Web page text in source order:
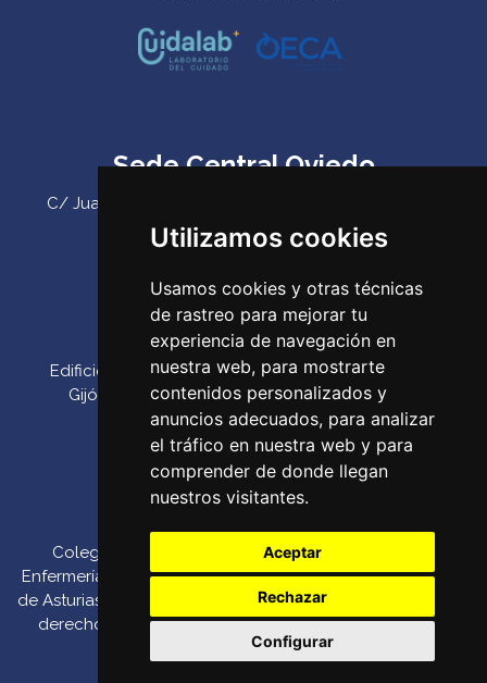
Utilizamos cookies
Usamos cookies y otras técnicas
de rastreo para mejorar tu
experiencia de navegación en
nuestra web, para mostrarte
contenidos personalizados y
anuncios adecuados, para analizar
el tráfico en nuestra web y para
comprender de donde llegan
nuestros visitantes.
Aceptar
Rechazar
Configurar
Sede Central Oviedo
C/ Juan Antonio Álvarez Rabanal 7, bajo. C.P. 33011
Email: codepa@codepa.es
Delegación Gijón
Edificio Impulsa, Oficina 6. Parque Tecnológico de
Gijón. Calle Los Prados, 166 C.P. 33203 (Gijón) ‌
Teléfono:985 23 25 52‌
codepa@codepa.es
Colegio Oficial de
Enfermería del Principado
de Asturias 2026. Todos los
derechos reservados.
Canal de denuncias
Política de Pago por
Privacidad::Política de
Cookies